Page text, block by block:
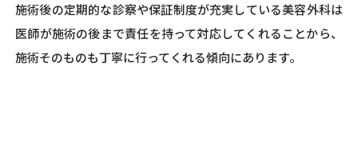
施術後の定期的な診察や保証制度が充実している美容外科は
医師が施術の後まで責任を持って対応してくれることから、
施術そのものも丁寧に行ってくれる傾向にあります。